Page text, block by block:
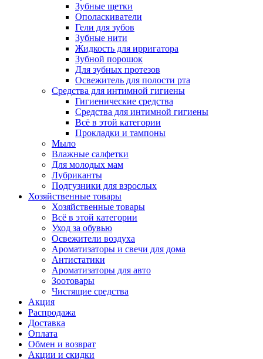
Зубные щетки
Ополаскиватели
Гели для зубов
Зубные нити
Жидкость для ирригатора
Зубной порошок
Для зубных протезов
Освежитель для полости рта
Средства для интимной гигиены
Гигиенические средства
Средства для интимной гигиены
Всё в этой категории
Прокладки и тампоны
Мыло
Влажные салфетки
Для молодых мам
Лубриканты
Подгузники для взрослых
Хозяйственные товары
Хозяйственные товары
Всё в этой категории
Уход за обувью
Освежители воздуха
Ароматизаторы и свечи для дома
Антистатики
Ароматизаторы для авто
Зоотовары
Чистящие средства
Акция
Распродажа
Доставка
Оплата
Обмен и возврат
Акции и скидки